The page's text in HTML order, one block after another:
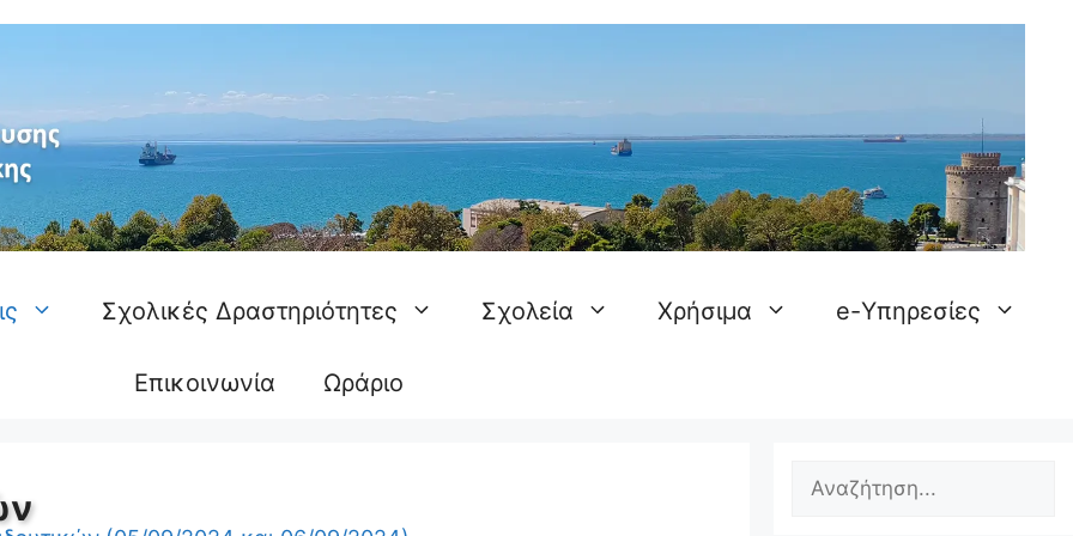
Σχολικές Δραστηριότητες Σχολεία Χρήσιμα e-Υπηρεσίες
Επικοινωνία Ωράριο